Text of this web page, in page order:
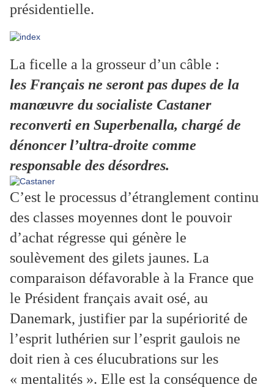
présidentielle.
La ficelle a la grosseur d’un câble :
les Français ne seront pas dupes de la
manœuvre du socialiste Castaner
reconverti en Superbenalla, chargé de
dénoncer l’ultra-droite comme
responsable des désordres.
C’est le processus d’étranglement continu
des classes moyennes dont le pouvoir
d’achat régresse qui génère le
soulèvement des gilets jaunes. La
comparaison défavorable à la France que
le Président français avait osé, au
Danemark, justifier par la supériorité de
l’esprit luthérien sur l’esprit gaulois ne
doit rien à ces élucubrations sur les
« mentalités ». Elle est la conséquence de